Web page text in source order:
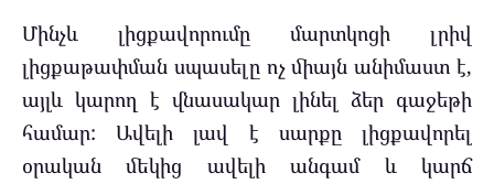
Մինչև լիցքավորումը մարտկոցի լրիվ
լիցքաթափման սպասելը ոչ միայն անիմաստ է,
այլև կարող է վնասակար լինել ձեր գաջեթի
համար: Ավելի լավ է սարքը լիցքավորել
օրական մեկից ավելի անգամ և կարճ